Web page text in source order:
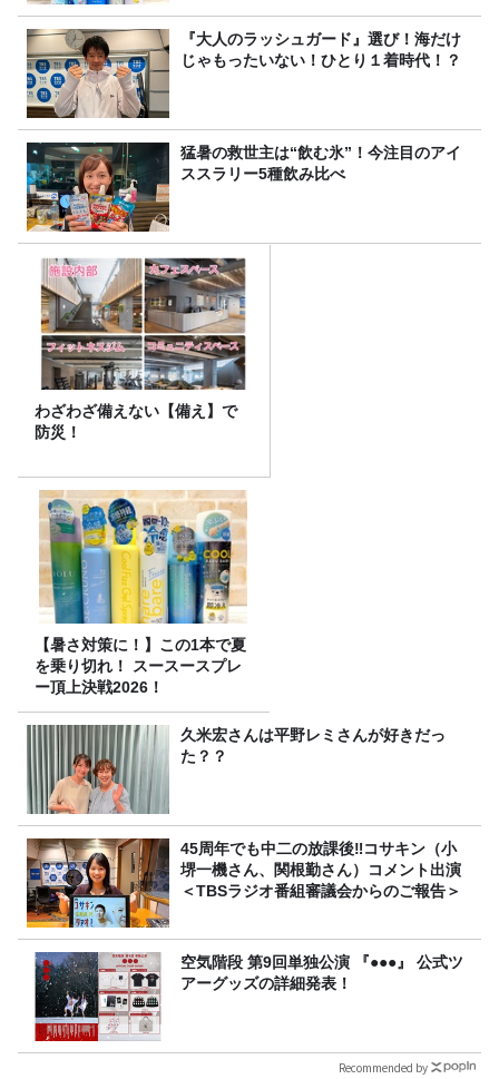
『大人のラッシュガード』選び！海だけ
じゃもったいない！ひとり１着時代！？
猛暑の救世主は“飲む氷”！今注目のアイ
ススラリー5種飲み比べ
わざわざ備えない【備え】で
防災！
【暑さ対策に！】この1本で夏
を乗り切れ！ スースースプレ
ー頂上決戦2026！
久米宏さんは平野レミさんが好きだっ
た？？
45周年でも中二の放課後‼コサキン（小
堺一機さん、関根勤さん）コメント出演
＜TBSラジオ番組審議会からのご報告＞
空気階段 第9回単独公演 『●●●』 公式ツ
アーグッズの詳細発表！
Recommended by